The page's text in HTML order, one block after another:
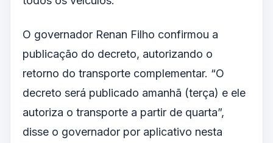
O governador Renan Filho confirmou a
publicação do decreto, autorizando o
retorno do transporte complementar. “O
decreto será publicado amanhã (terça) e ele
autoriza o transporte a partir de quarta”,
disse o governador por aplicativo nesta